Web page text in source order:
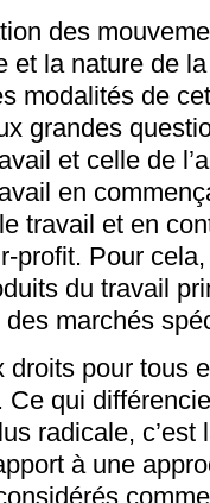
des
et la nature de
modalités de
grandes
et celle de
en
travail et en
profit. Pour
du travail
marchés
droits pour tous
qui
radicale,
à une